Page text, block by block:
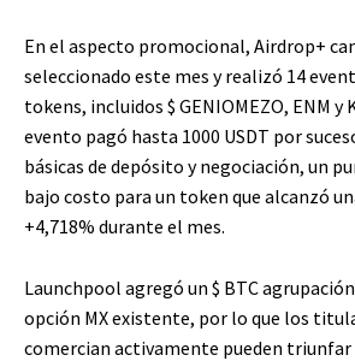
En el aspecto promocional, Airdrop+
seleccionado este mes y realizó 14
tokens, incluidos $ GENIOMEZO, ENM y
evento pagó hasta 1000 USDT por
básicas de depósito y negociación, un
bajo costo para un token que alcanzó
+4,718% durante el mes.
Launchpool agregó un $ BTC
opción MX existente, por lo que los
comercian activamente pueden triunfar